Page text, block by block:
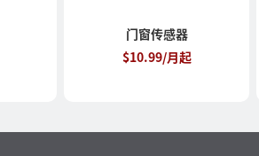
门窗传感器
$10.99/月起